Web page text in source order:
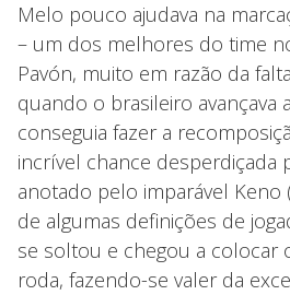
Melo pouco ajudava na
– um dos melhores do time
Pavón, muito em razão da
quando o brasileiro avançava
conseguia fazer a
incrível chance desperdiçada
anotado pelo imparável Keno
de algumas definições de
se soltou e chegou a colocar
roda, fazendo-se valer da